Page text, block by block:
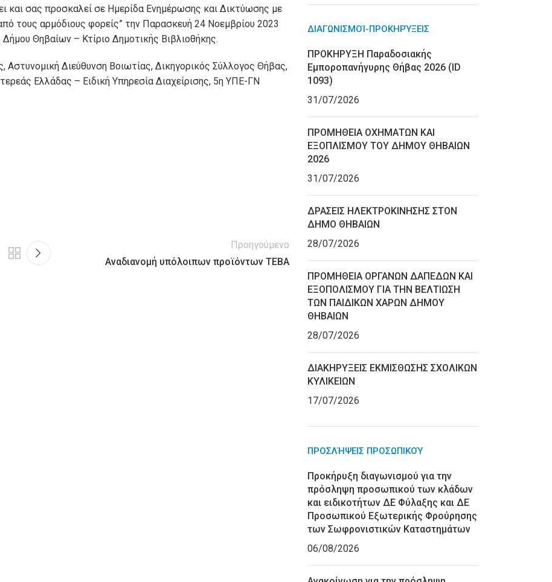
και σας προσκαλεί σε Ημερίδα Ενημέρωσης και Δικτύωσης με
τους αρμόδιους φορείς” την Παρασκευή 24 Νοεμβρίου 2023
Θηβαίων – Κτίριο Δημοτικής Βιβλιοθήκης.
Διεύθυνση Βοιωτίας, Δικηγορικός Σύλλογος Θήβας,
Ελλάδας – Ειδική Υπηρεσία Διαχείρισης, 5η ΥΠΕ-ΓΝ
Προηγούμενο
Αναδιανομή υπόλοιπων προϊόντων ΤΕΒΑ
ΔΙΑΓΩΝΙΣΜΟΊ-ΠΡΟΚΗΡΎΞΕΙΣ
ΠΡΟΚΗΡΥΞΗ Παραδοσιακής
Εμποροπανήγυρης Θήβας 2026 (ID
1093)
31/07/2026
ΠΡΟΜΗΘΕΙΑ ΟΧΗΜΑΤΩΝ ΚΑΙ
ΕΞΟΠΛΙΣΜΟΥ ΤΟΥ ΔΗΜΟΥ ΘΗΒΑΙΩΝ
2026
31/07/2026
ΔΡΑΣΕΙΣ ΗΛΕΚΤΡΟΚΙΝΗΣΗΣ ΣΤΟΝ
ΔΗΜΟ ΘΗΒΑΙΩΝ
28/07/2026
ΠΡΟΜΗΘΕΙΑ ΟΡΓΑΝΩΝ ΔΑΠΕΔΩΝ ΚΑΙ
ΕΞΟΠΟΛΙΣΜΟΥ ΓΙΑ ΤΗΝ ΒΕΛΤΙΩΣΗ
ΤΩΝ ΠΑΙΔΙΚΩΝ ΧΑΡΩΝ ΔΗΜΟΥ
ΘΗΒΑΙΩΝ
28/07/2026
ΔΙΑΚΗΡΥΞΕΙΣ ΕΚΜΙΣΘΩΣΗΣ ΣΧΟΛΙΚΩΝ
ΚΥΛΙΚΕΙΩΝ
17/07/2026
ΠΡΟΣΛΉΨΕΙΣ ΠΡΟΣΩΠΙΚΟΎ
Προκήρυξη διαγωνισμού για την
πρόσληψη προσωπικού των κλάδων
και ειδικοτήτων ΔΕ Φύλαξης και ΔΕ
Προσωπικού Εξωτερικής Φρούρησης
των Σωφρονιστικών Καταστημάτων
06/08/2026